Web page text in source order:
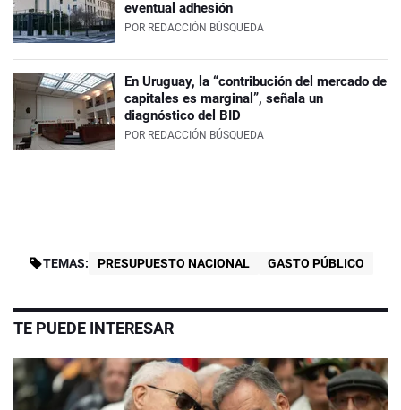
eventual adhesión
POR REDACCIÓN BÚSQUEDA
En Uruguay, la “contribución del mercado de
capitales es marginal”, señala un
diagnóstico del BID
POR REDACCIÓN BÚSQUEDA
TEMAS: PRESUPUESTO NACIONAL GASTO PÚBLICO
TE PUEDE INTERESAR